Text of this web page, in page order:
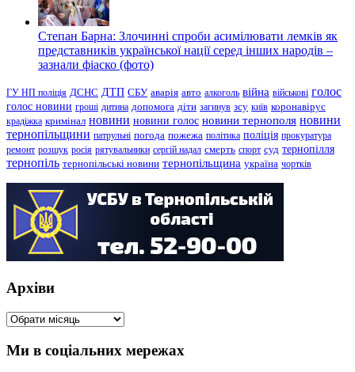
Степан Барна: Злочинні спроби асимілювати лемків як
представників української нації серед інших народів –
зазнали фіаско (фото)
ГУ НП поліція ДСНС ДТП СБУ аварія авто алкоголь війна військові голос
голос новини гроші дитина допомога діти загинув зсу київ коронавірус
крадіжка кримінал новини новини голос новини тернополя новини
тернопільщини патрульні погода пожежа політика поліція прокуратура
ремонт розшук росія рятувальники сергій надал смерть спорт суд тернопілля
тернопіль тернопільські новини тернопільщина україна чортків
Архіви
Архіви
Ми в соціальних мережах